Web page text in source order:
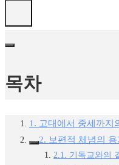
목차
1. 고대에서 중세까지
2. 보편적 체념의
2.1. 기독교와의